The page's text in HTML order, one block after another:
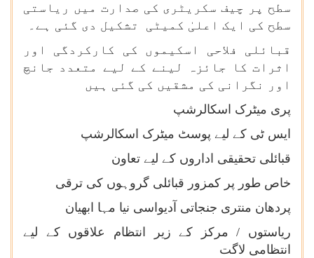
سطح پر چیف سکریٹری کی صدارت میں ریاستی
سطح کی ایک اعلیٰ کمیٹی تشکیل دی گئی ہے۔
قبائلی فلاحی اسکیموں کی کارکردگی اور
اثرات کا جائزہ لینے کے لیے متعدد جانچ
اور نگرانی کی مشقیں کی گئی ہیں
پری میٹرک اسکالرشپ
ایس ٹی کے لیے پوسٹ میٹرک اسکالرشپ
قبائلی تحقیقی اداروں کے لیے تعاون
خاص طور پر کمزور قبائلی گروہوں کی ترقی
پردھان منتری جنجاتی آدیواسی نیا مہا ابھیان
ریاستوں / مرکز کے زیر انتظام علاقوں کے لیے
انتظامی لاگت